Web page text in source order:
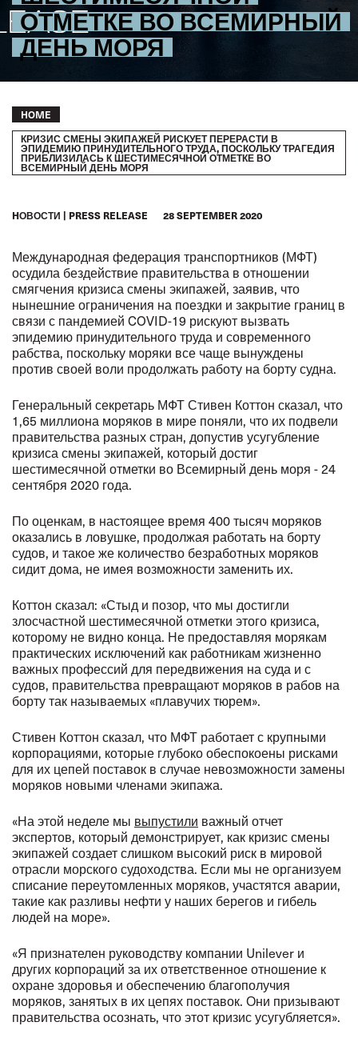
ОТМЕТКЕ ВО ВСЕМИРНЫЙ
ДЕНЬ МОРЯ
Breadcrumb
HOME
КРИЗИС СМЕНЫ ЭКИПАЖЕЙ РИСКУЕТ ПЕРЕРАСТИ В
ЭПИДЕМИЮ ПРИНУДИТЕЛЬНОГО ТРУДА, ПОСКОЛЬКУ ТРАГЕДИЯ
ПРИБЛИЗИЛАСЬ К ШЕСТИМЕСЯЧНОЙ ОТМЕТКЕ ВО
ВСЕМИРНЫЙ ДЕНЬ МОРЯ
HОВОСТИ PRESS RELEASE 28 SEPTEMBER 2020
Международная федерация транспортников (МФТ)
осудила бездействие правительства в отношении
смягчения кризиса смены экипажей, заявив, что
нынешние ограничения на поездки и закрытие границ в
связи с пандемией COVID-19 рискуют вызвать
эпидемию принудительного труда и современного
рабства, поскольку моряки все чаще вынуждены
против своей воли продолжать работу на борту судна.
Генеральный секретарь МФТ Стивен Коттон сказал, что
1,65 миллиона моряков в мире поняли, что их подвели
правительства разных стран, допустив усугубление
кризиса смены экипажей, который достиг
шестимесячной отметки во Всемирный день моря - 24
сентября 2020 года.
По оценкам, в настоящее время 400 тысяч моряков
оказались в ловушке, продолжая работать на борту
судов, и такое же количество безработных моряков
сидит дома, не имея возможности заменить их.
Коттон сказал: «Стыд и позор, что мы достигли
злосчастной шестимесячной отметки этого кризиса,
которому не видно конца. Не предоставляя морякам
практических исключений как работникам жизненно
важных профессий для передвижения на суда и с
судов, правительства превращают моряков в рабов на
борту так называемых «плавучих тюрем».
Стивен Коттон сказал, что МФТ работает с крупными
корпорациями, которые глубоко обеспокоены рисками
для их цепей поставок в случае невозможности замены
моряков новыми членами экипажа.
«На этой неделе мы выпустили важный отчет
экспертов, который демонстрирует, как кризис смены
экипажей создает слишком высокий риск в мировой
отрасли морского судоходства. Если мы не организуем
списание переутомленных моряков, участятся аварии,
такие как разливы нефти у наших берегов и гибель
людей на море».
«Я признателен руководству компании Unilever и
других корпораций за их ответственное отношение к
охране здоровья и обеспечению благополучия
моряков, занятых в их цепях поставок. Они призывают
правительства осознать, что этот кризис усугубляется».